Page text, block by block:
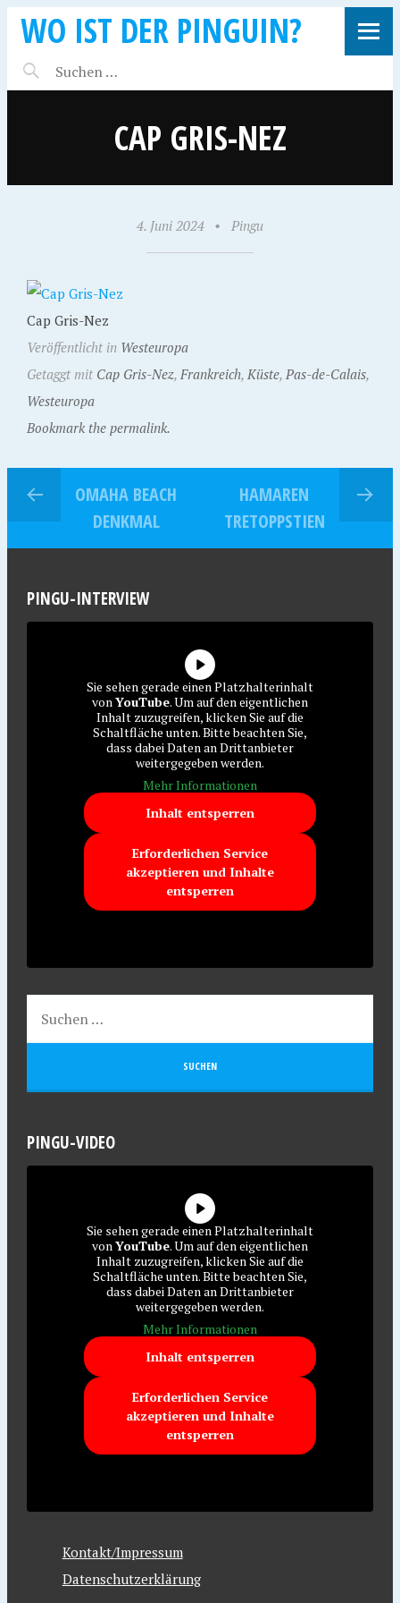
WO IST DER PINGUIN?
CAP GRIS-NEZ
4. Juni 2024 • Pingu
Cap Gris-Nez
Veröffentlicht in Westeuropa
Getaggt mit Cap Gris-Nez, Frankreich, Küste, Pas-de-Calais,
Westeuropa
Bookmark the permalink.
OMAHA BEACH
DENKMAL
HAMAREN
TRETOPPSTIEN
PINGU-INTERVIEW
Sie sehen gerade einen Platzhalterinhalt
vonYouTube. Um auf den eigentlichen
Inhalt zuzugreifen, klicken Sie auf die
Schaltfläche unten. Bitte beachten Sie,
dass dabei Daten an Drittanbieter
weitergegeben werden.
Mehr Informationen
Inhalt entsperren
Erforderlichen Service
akzeptieren und Inhalte
entsperren
PINGU-VIDEO
Sie sehen gerade einen Platzhalterinhalt
vonYouTube. Um auf den eigentlichen
Inhalt zuzugreifen, klicken Sie auf die
Schaltfläche unten. Bitte beachten Sie,
dass dabei Daten an Drittanbieter
weitergegeben werden.
Mehr Informationen
Inhalt entsperren
Erforderlichen Service
akzeptieren und Inhalte
entsperren
Kontakt/Impressum
Datenschutzerklärung